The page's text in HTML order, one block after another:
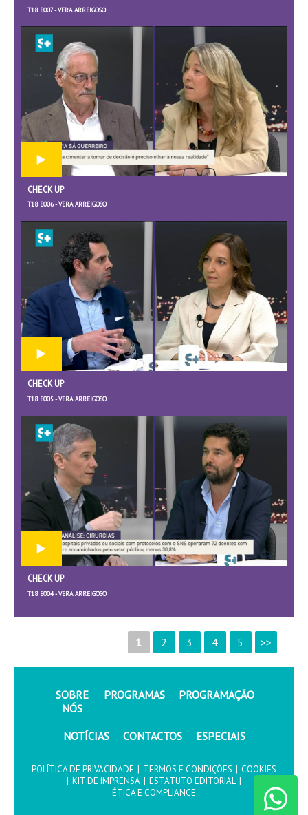
T18 E007 - VERA ARREIGOSO
CHECK UP
T18 E006 - VERA ARREIGOSO
CHECK UP
T18 E005 - VERA ARREIGOSO
CHECK UP
T18 E004 - VERA ARREIGOSO
1 2 3 4 5 >>
SOBRE
NÓS
PROGRAMAS PROGRAMAÇÃO
NOTÍCIAS CONTACTOS ESPECIAIS
POLÍTICA DE PRIVACIDADE | TERMOS E CONDIÇÕES | COOKIES
| KIT DE IMPRENSA | ESTATUTO EDITORIAL |
ÉTICA E COMPLIANCE